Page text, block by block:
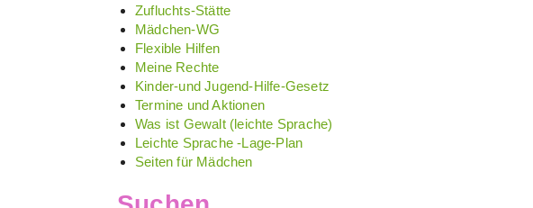
Zufluchts-Stätte
Mädchen-WG
Flexible Hilfen
Meine Rechte
Kinder-und Jugend-Hilfe-Gesetz
Termine und Aktionen
Was ist Gewalt (leichte Sprache)
Leichte Sprache -Lage-Plan
Seiten für Mädchen